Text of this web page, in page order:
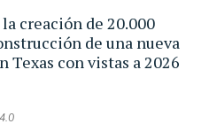
creación de 20.000
de una nueva
Texas con vistas a 2026